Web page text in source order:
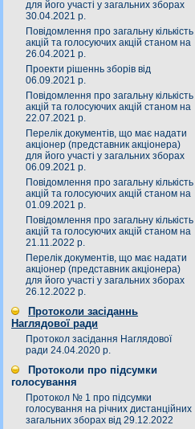
для його участі у загальних зборах
30.04.2021 р.
Повідомлення про загальну кількість
акцій та голосуючих акцій станом на
26.04.2021 р.
Проекти рішеннь зборів від
06.09.2021 р.
Повідомлення про загальну кількість
акцій та голосуючих акцій станом на
22.07.2021 р.
Перелік документів, що має надати
акціонер (представник акціонера)
для його участі у загальних зборах
06.09.2021 р.
Повідомлення про загальну кількість
акцій та голосуючих акцій станом на
01.09.2021 р.
Повідомлення про загальну кількість
акцій та голосуючих акцій станом на
21.11.2022 р.
Перелік документів, що має надати
акціонер (представник акціонера)
для його участі у загальних зборах
26.12.2022 р.
Протоколи засіданнь
Наглядової ради
Протокол засідання Наглядової
ради 24.04.2020 р.
Протоколи про підсумки
голосування
Протокол № 1 про підсумки
голосування на річних дистанційних
загальних зборах від 29.12.2022